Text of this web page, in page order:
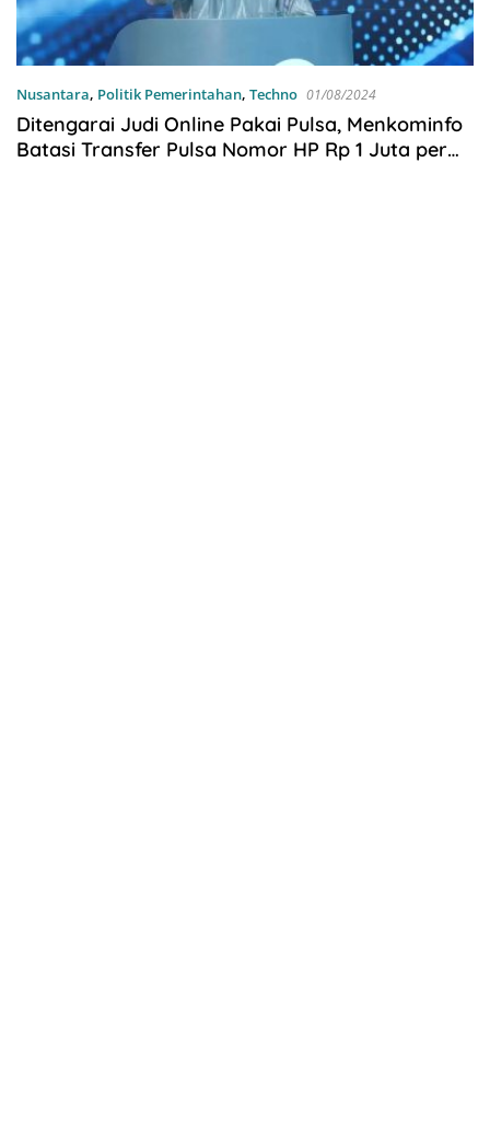
Nusantara, Politik Pemerintahan, Techno 01/08/2024
Ditengarai Judi Online Pakai Pulsa, Menkominfo
Batasi Transfer Pulsa Nomor HP Rp 1 Juta per